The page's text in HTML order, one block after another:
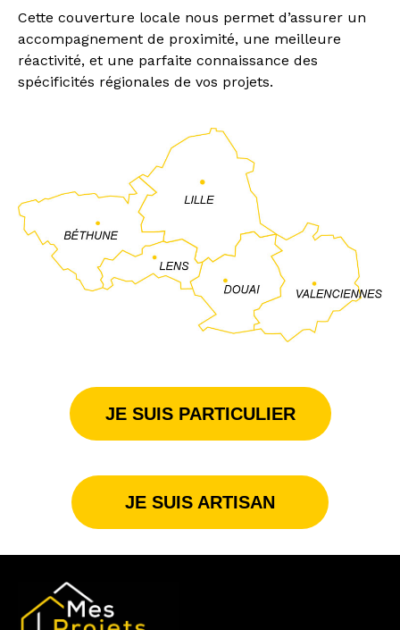
Cette couverture locale nous permet d’assurer un
accompagnement de proximité, une meilleure
réactivité, et une parfaite connaissance des
spécificités régionales de vos projets.
JE SUIS PARTICULIER
JE SUIS ARTISAN